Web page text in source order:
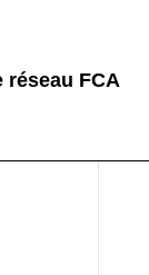
réseau FCA